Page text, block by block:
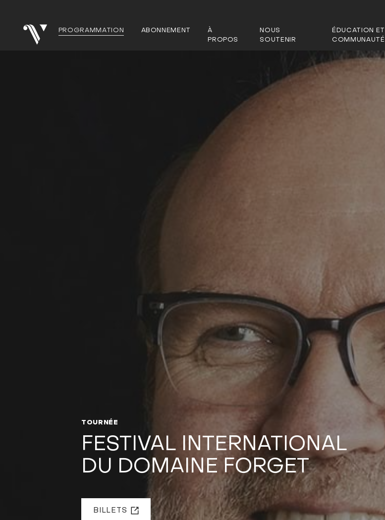
PROGRAMMATION ABONNEMENT
À
PROPOS
NOUS
SOUTENIR
ÉDUCATION ET
COMMUNAUTÉ
TOURNÉE
FESTIVAL INTERNATIONAL
DU DOMAINE FORGET
BILLETS